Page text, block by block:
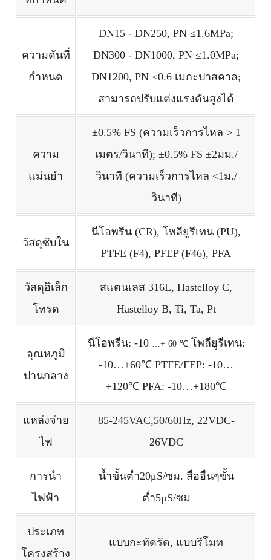
ความดันที่
กำหนด
DN15 - DN250, PN ≤1.6MPa;
DN300 - DN1000, PN ≤1.0MPa;
DN1200, PN ≤0.6 เมกะปาสคาล;
สามารถปรับแต่งแรงดันสูงได้
ความ
แม่นยำ
±0.5% FS (ความเร็วการไหล > 1
เมตร/วินาที); ±0.5% FS ±2มม./
วินาที (ความเร็วการไหล <1ม./
วินาที)
วัสดุซับใน
นีโอพรีน (CR), โพลียูรีเทน (PU),
PTFE (F4), PFEP (F46), PFA
วัสดุอิเล็ก
โทรด
สแตนเลส 316L, Hastelloy C,
Hastelloy B, Ti, Ta, Pt
อุณหภูมิ
ปานกลาง
นีโอพรีน: -10 …+ 60 ℃โพลียูรีเทน:
-10…+60℃ PTFE/FEP: -10…
+120℃ PFA: -10…+180℃
แหล่งจ่าย
ไฟ
85-245VAC,50/60Hz, 22VDC-
26VDC
การนำ
ไฟฟ้า
น้ำขั้นต่ำ20μS/ซม. สื่ออื่นๆขั้น
ต่ำ5μS/ซม
ประเภท
โครงสร้าง
แบบกะทัดรัด, แบบรีโมท